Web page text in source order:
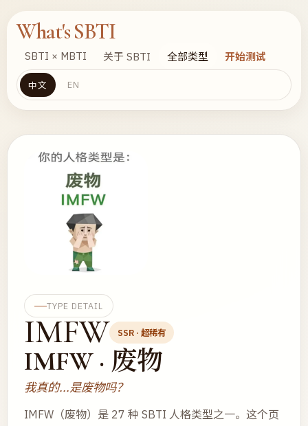
What's SBTI
SBTI × MBTI 关于 SBTI 全部类型 开始测试
中文 EN
TYPE DETAIL
IMFW SSR · 超稀有
IMFW · 废物
我真的...是废物吗？
IMFW（废物）是 27 种 SBTI 人格类型之一。这个页